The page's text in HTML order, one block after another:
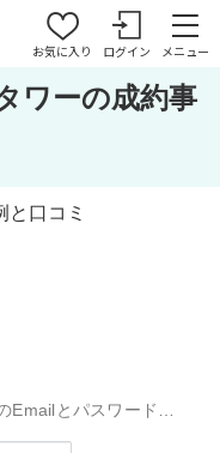
お気に入り ログイン メニュー
ワーの成約事